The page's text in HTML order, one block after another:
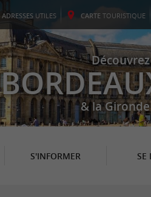
ADRESSES UTILES CARTE TOURISTIQUE
Découvrez
& la Gironde
S'INFORMER SE